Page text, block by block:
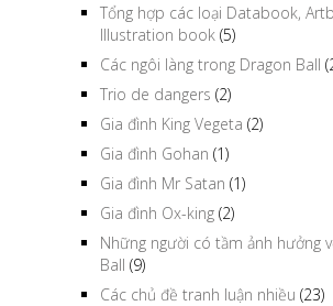
Tổng hợp các loại Databook,
Illustration book (5)
Các ngôi làng trong Dragon Ball
Trio de dangers (2)
Gia đình King Vegeta (2)
Gia đình Gohan (1)
Gia đình Mr Satan (1)
Gia đình Ox-king (2)
Những người có tầm ảnh hưởng
Ball (9)
Các chủ đề tranh luận nhiều (23)